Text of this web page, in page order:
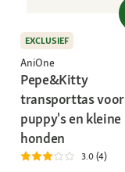
EXCLUSIEF
AniOne
Pepe&Kitty
transporttas voor
puppy's en kleine
honden
3.0 (4)